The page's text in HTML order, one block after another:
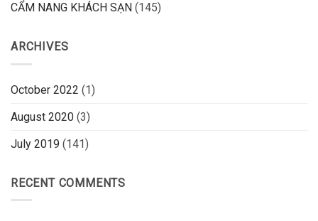
CẨM NANG KHÁCH SẠN (145)
ARCHIVES
October 2022 (1)
August 2020 (3)
July 2019 (141)
RECENT COMMENTS